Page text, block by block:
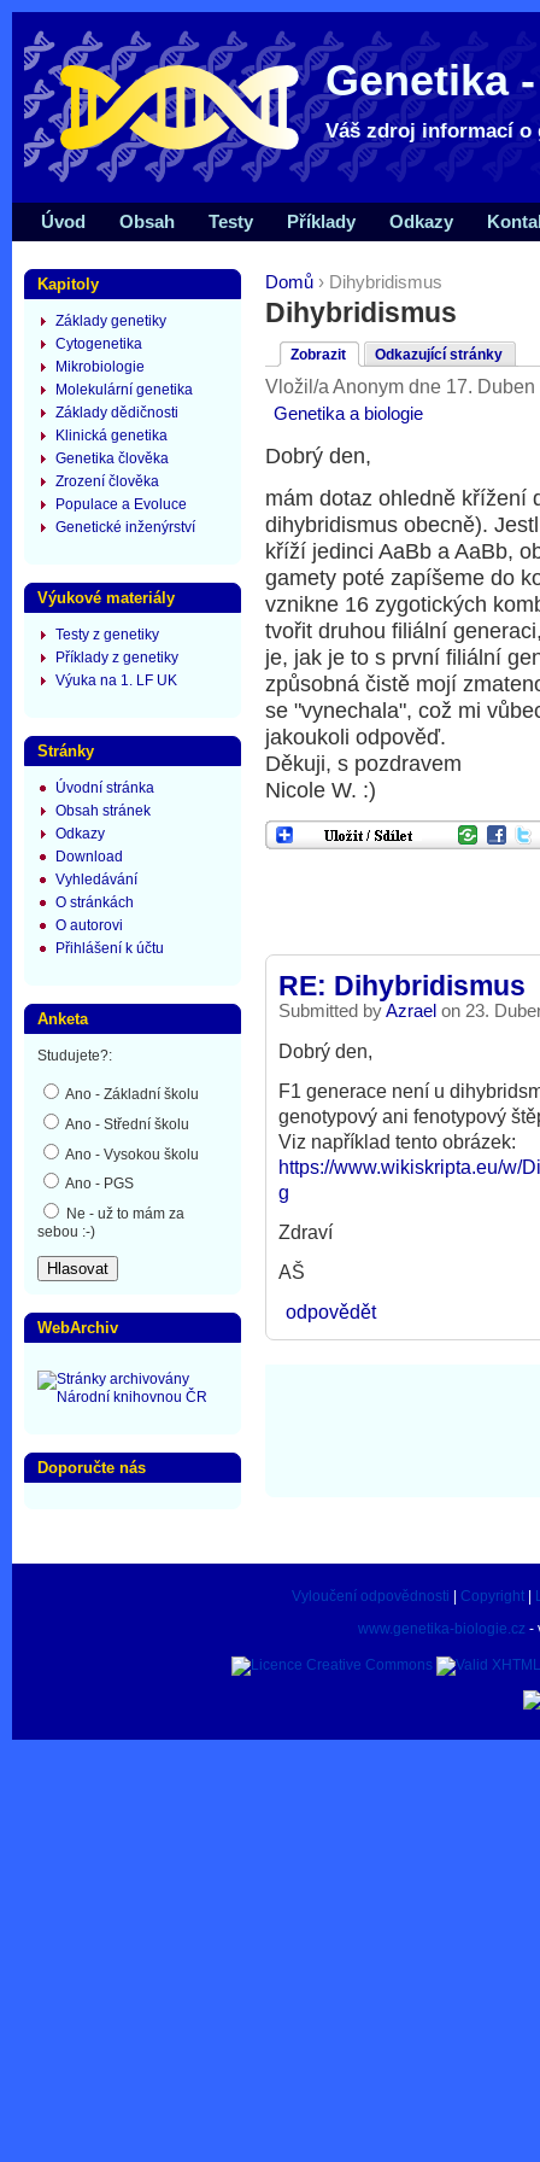
Genetika
Váš zdroj informací o
Domů › Dihybridismus
Dihybridismus
Zobrazit Odkazující stránky
Vložil/a Anonym dne 17. Duben
Genetika a biologie
Dobrý den,
mám dotaz ohledně křížení
dihybridismus obecně).
kříží jedinci AaBb a AaBb,
gamety poté zapíšeme do
vznikne 16 zygotických
tvořit druhou filiální
je, jak je to s první filiální
způsobná čistě mojí
se "vynechala", což mi
jakoukoli odpověď.
Děkuji, s pozdravem
Nicole W. :)
RE: Dihybridismus
Submitted byAzrael on 23.
Dobrý den,
F1 generace není u
genotypový ani fenotypový
Viz například tento obrázek:
https://www.wikiskripta.eu/w/
g
Zdraví
AŠ
odpovědět
Úvod Obsah Testy Příklady Odkazy
Kapitoly
Základy genetiky
Cytogenetika
Mikrobiologie
Molekulární genetika
Základy dědičnosti
Klinická genetika
Genetika člověka
Zrození člověka
Populace a Evoluce
Genetické inženýrství
Výukové materiály
Testy z genetiky
Příklady z genetiky
Výuka na 1. LF UK
Stránky
Úvodní stránka
Obsah stránek
Odkazy
Download
Vyhledávání
O stránkách
O autorovi
Přihlášení k účtu
Anketa
Studujete?:
Ano - Základní školu
Ano - Střední školu
Ano - Vysokou školu
Ano - PGS
Ne - už to mám za
sebou :-)
WebArchiv
Doporučte nás
Vyloučení odpovědnosti Copyright
www.genetika-biologie.cz -